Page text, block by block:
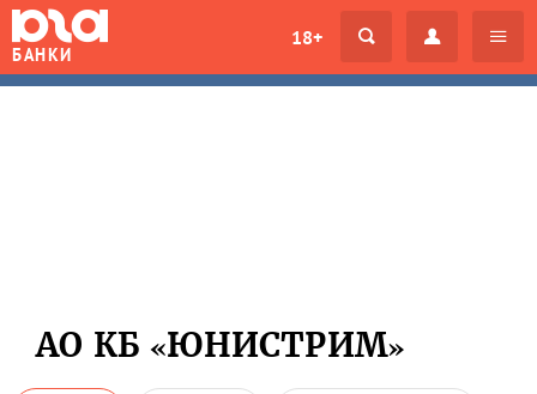
БАНКИ
18+
АО КБ «ЮНИСТРИМ»